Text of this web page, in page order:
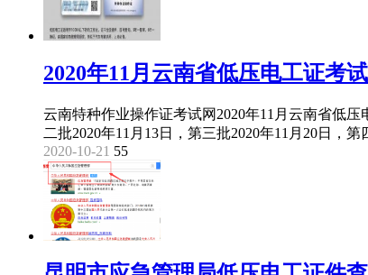
2020年11月云南省低压电工证考
云南特种作业操作证考试网2020年11月云南省低
二批2020年11月13日，第三批2020年11月20日，
2020-10-21 55